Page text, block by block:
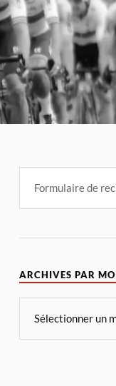
ARCHIVES PAR